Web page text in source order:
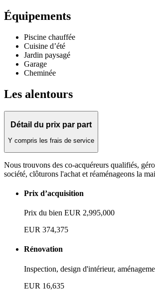
Équipements
Piscine chauffée
Cuisine d’été
Jardin paysagé
Garage
Cheminée
Les alentours
Détail du prix par part
Y compris les frais de service
Nous trouvons des co-acquéreurs qualifiés,
société, clôturons l'achat et réaménageons la
Prix d’acquisition
Prix du bien EUR 2,995,000
EUR 374,375
Rénovation
Inspection, design d'intérieur,
EUR 16,635